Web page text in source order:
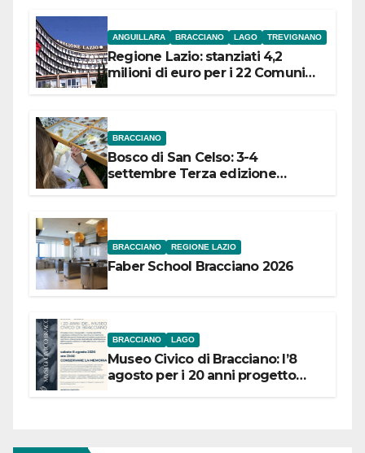
ANGUILLARA BRACCIANO LAGO TREVIGNANO
Regione Lazio: stanziati 4,2
milioni di euro per i 22 Comuni
BRACCIANO
Bosco di San Celso: 3-4
settembre Terza edizione
BRACCIANO REGIONE LAZIO
Faber School Bracciano 2026
BRACCIANO LAGO
Museo Civico di Bracciano: l’8
agosto per i 20 anni progetto